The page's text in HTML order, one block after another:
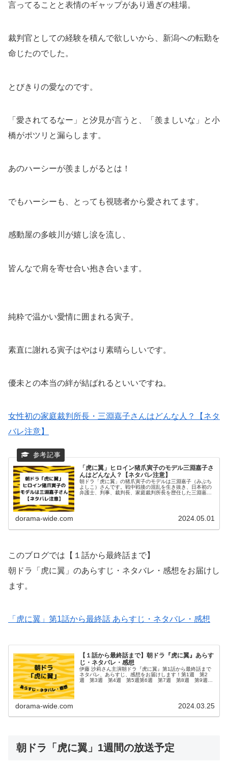
言ってることと表情のギャップがあり過ぎの桂場。
裁判官としての経験を積んで欲しいから、新潟への転勤を
命じたのでした。
とびきりの愛なのです。
「愛されてるなー」と汐見が言うと、「羨ましいな」と小
橋がポツリと漏らします。
あのハーシーが羨ましがるとは！
でもハーシーも、とっても視聴者から愛されてます。
感動屋の多岐川が嬉し涙を流し、
皆んなで肩を寄せ合い抱き合います。
純粋で温かい愛情に囲まれる寅子。
素直に謝れる寅子はやはり素晴らしいです。
優未との本当の絆が結ばれるといいですね。
女性初の家庭裁判所長・三淵嘉子さんはどんな人？【ネタ
バレ注意】
「虎に翼」ヒロイン猪爪寅子のモデル三淵嘉子さ
んはどんな人？【ネタバレ注意】
朝ドラ「虎に翼」の猪爪寅子のモデルは三淵嘉子（みぶち
よしこ）さんです。戦中戦後の混乱を生き抜き、日本初の
弁護士、判事、裁判長、家庭裁判所長を歴任した三淵嘉子
dorama-wide.com 2024.05.01
このブログでは【１話から最終話まで】
朝ドラ「虎に翼」のあらすじ・ネタバレ・感想をお届けし
ます。
「虎に翼」第1話から最終話 あらすじ・ネタバレ・感想
【１話から最終話まで】朝ドラ『虎に翼』あらす
じ・ネタバレ・感想
伊藤 沙莉さん主演朝ドラ『虎に翼』第1話から最終話まで
ネタバレ、あらすじ、感想をお届けします！第1週 第2
週 第3週 第4週 第5週第6週 第7週 第8週 第9週
dorama-wide.com 2024.03.25
朝ドラ「虎に翼」1週間の放送予定